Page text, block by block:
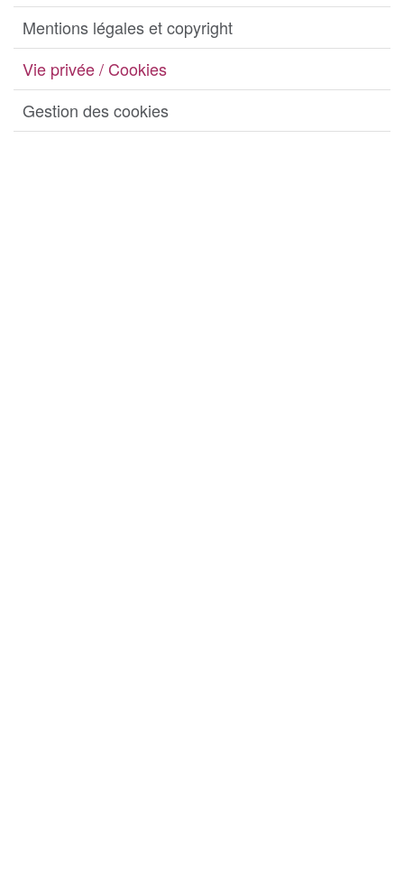
Mentions légales et copyright
Vie privée / Cookies
Gestion des cookies